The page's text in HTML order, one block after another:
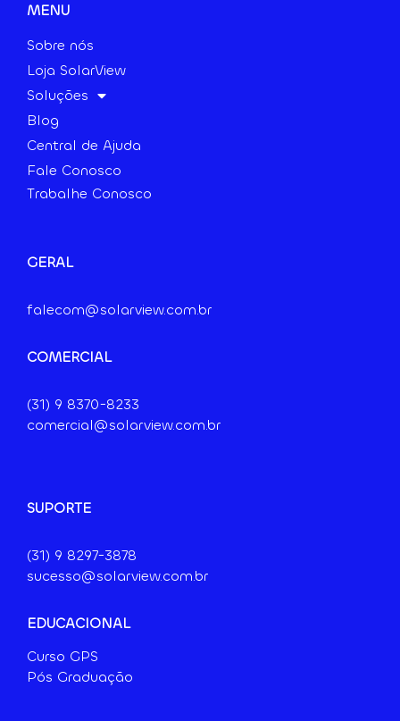
MENU
Sobre nós
Loja SolarView
Soluções
Blog
Central de Ajuda
Fale Conosco
Trabalhe Conosco
GERAL
falecom@solarview.com.br
COMERCIAL
(31) 9 8370-8233
comercial@solarview.com.br
SUPORTE
(31) 9 8297-3878
sucesso@solarview.com.br
EDUCACIONAL
Curso GPS
Pós Graduação